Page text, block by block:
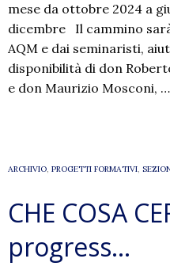
mese da ottobre 2024 a
dicembre Il cammino
AQM e dai seminaristi,
disponibilità di don
e don Maurizio Mosconi, …
ARCHIVIO, PROGETTI FORMATIVI,
CHE COSA
progress…